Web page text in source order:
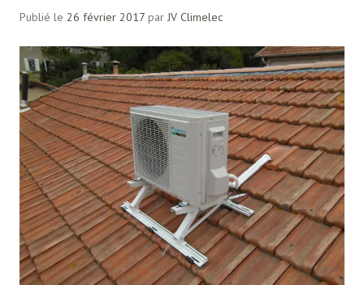
Publié le 26 février 2017 par JV Climelec